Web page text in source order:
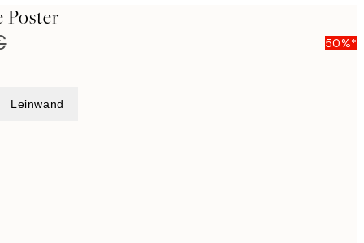
Poster
50%*
Leinwand